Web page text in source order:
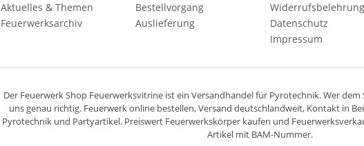
Aktuelles & Themen
Feuerwerksarchiv
Bestellvorgang
Auslieferung
Widerrufsbelehrung
Datenschutz
Impressum
Der Feuerwerk Shop Feuerwerksvitrine ist ein Versandhandelfür Pyrotechnik. Wer
uns genau richtig. Feuerwerk online bestellen,Versand deutschlandweit, Kontakt in
Pyrotechnikund Partyartikel. Preiswert Feuerwerkskörperkaufen und
Artikel mit BAM-Nummer.